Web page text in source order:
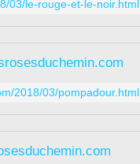
03/le-rouge-et-le-noir.html
2018/03/pompadour.html